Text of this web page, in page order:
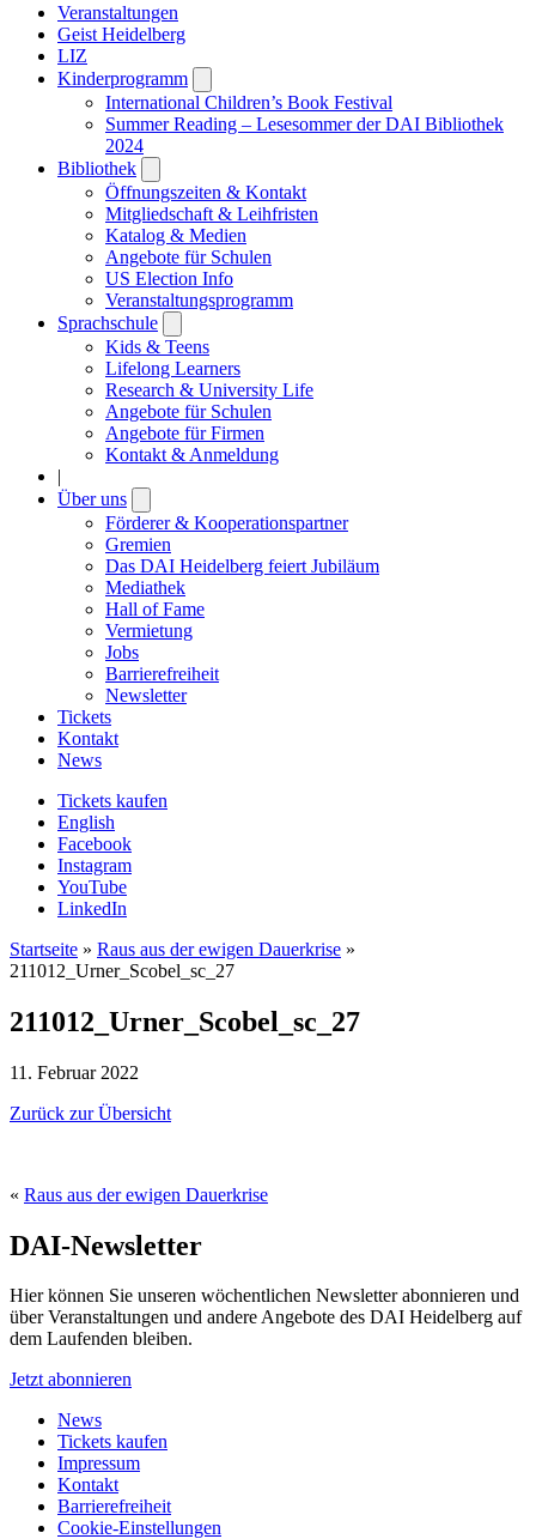
Veranstaltungen
Geist Heidelberg
LIZ
Kinderprogramm
submenu
International Children’s Book Festival
Summer Reading – Lesesommer der DAI Bibliothek
2024
Bibliothek
submenu
Öffnungszeiten & Kontakt
Mitgliedschaft & Leihfristen
Katalog & Medien
Angebote für Schulen
US Election Info
Veranstaltungsprogramm
Sprachschule
submenu
Kids & Teens
Lifelong Learners
Research & University Life
Angebote für Schulen
Angebote für Firmen
Kontakt & Anmeldung
|
Über uns
submenu
Förderer & Kooperationspartner
Gremien
Das DAI Heidelberg feiert Jubiläum
Mediathek
Hall of Fame
Vermietung
Jobs
Barrierefreiheit
Newsletter
Tickets
Kontakt
News
Tickets kaufen
English
Facebook
Instagram
YouTube
LinkedIn
Startseite » Raus aus der ewigen Dauerkrise »
211012_Urner_Scobel_sc_27
211012_Urner_Scobel_sc_27
11. Februar 2022
Zurück zur Übersicht
« Raus aus der ewigen Dauerkrise
DAI-Newsletter
Hier können Sie unseren wöchentlichen Newsletter abonnieren und
über Veranstaltungen und andere Angebote des DAI Heidelberg auf
dem Laufenden bleiben.
Jetzt abonnieren
News
Tickets kaufen
Impressum
Kontakt
Barrierefreiheit
Cookie-Einstellungen